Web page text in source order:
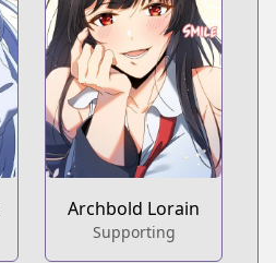
Archbold Lorain
Supporting